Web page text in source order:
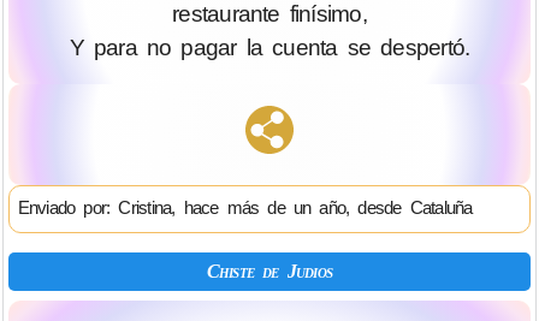
restaurante finísimo,
Y para no pagar la cuenta se despertó.
Enviado por: Cristina, hace más de un año, desde Cataluña
Chiste de Judios